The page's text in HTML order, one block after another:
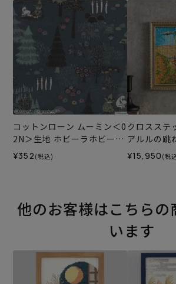
コットンローン ムーミン＜0
2N＞生地 ホビーラホビーレ
デザインコレクション
¥352 (税込)
クロスステ
アルルの跳
¥15,950 (税
他のお客様はこちらの
います